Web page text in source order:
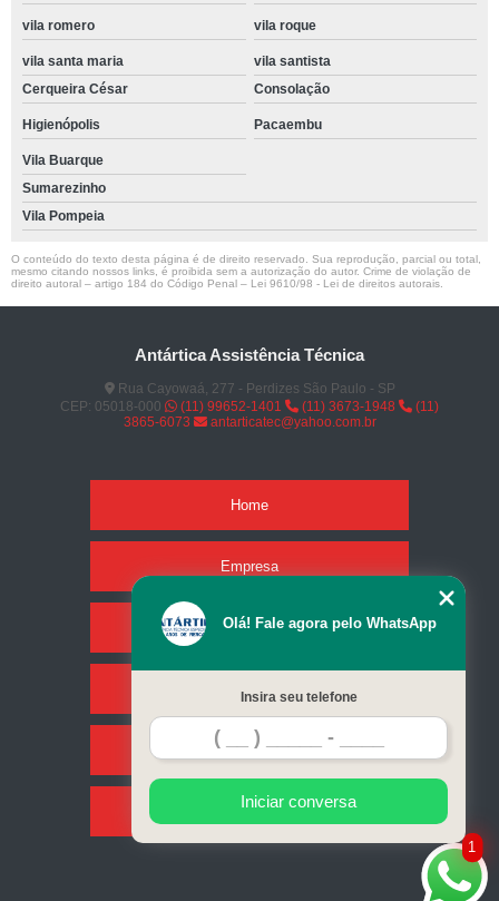
vila romero vila roque
vila santa maria
vila santista
Cerqueira César
Consolação
Higienópolis Pacaembu
Vila Buarque
Sumarezinho
Vila Pompeia
O conteúdo do texto desta página é de direito reservado. Sua reprodução, parcial ou total,
mesmo citando nossos links, é proibida sem a autorização do autor. Crime de violação de
direito autoral – artigo 184 do Código Penal – Lei 9610/98 - Lei de direitos autorais
Antártica Assistência Técnica
Rua Cayowaá, 277 - Perdizes São Paulo - SP
CEP: 05018-000
(11) 99652-1401 (11) 3673-1948
(11)
3865-6073
antarticatec@yahoo.com.br
Home
Empresa
Missão
Serviços
Contato
Mapa do site
1
Olá! Fale agora pelo WhatsApp
Insira seu telefone
Iniciar conversa